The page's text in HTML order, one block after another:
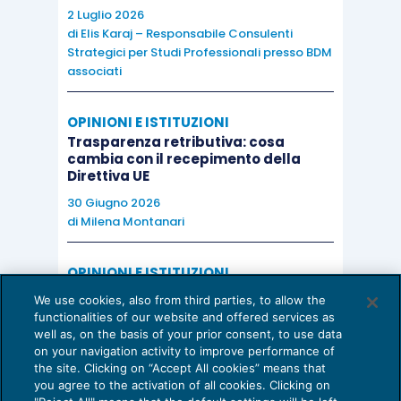
2 Luglio 2026
di Elis Karaj – Responsabile Consulenti
Strategici per Studi Professionali presso BDM
associati
OPINIONI E ISTITUZIONI
Trasparenza retributiva: cosa
cambia con il recepimento della
Direttiva UE
30 Giugno 2026
di Milena Montanari
OPINIONI E ISTITUZIONI
Valorizzare il potenziale dello Studio:
una riflessione sul futuro della
consulenza del lavoro
15 Giugno 2026
di Milena Montanari
We use cookies, also from third parties, to allow the
functionalities of our website and offered services as
well as, on the basis of your prior consent, to use data
on your navigation activity to improve performance of
the site. Clicking on “Accept All cookies” means that
you agree to the activation of all cookies. Clicking on